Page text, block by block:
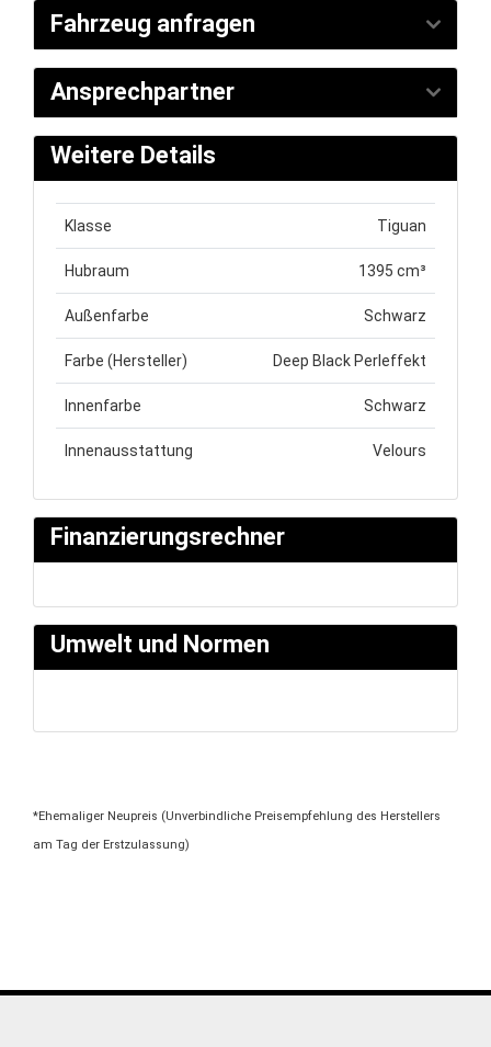
Fahrzeug anfragen
Ansprechpartner
Weitere Details
Klasse Tiguan
Hubraum 1395 cm³
Außenfarbe Schwarz
Farbe (Hersteller) Deep Black Perleffekt
Innenfarbe Schwarz
Innenausstattung Velours
Finanzierungsrechner
Umwelt und Normen
*Ehemaliger Neupreis (Unverbindliche Preisempfehlung des Herstellers
am Tag der Erstzulassung)